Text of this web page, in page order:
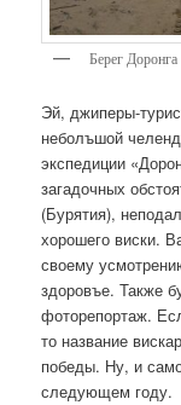
Берег Доронга
Эй, джиперы-
неболъшой
экспедиции
загадочных
(Бурятия),
хорошего виски.
своему
здоровъе. Также
фоторепортаж.
то название
победы. Ну, и
следующем году.